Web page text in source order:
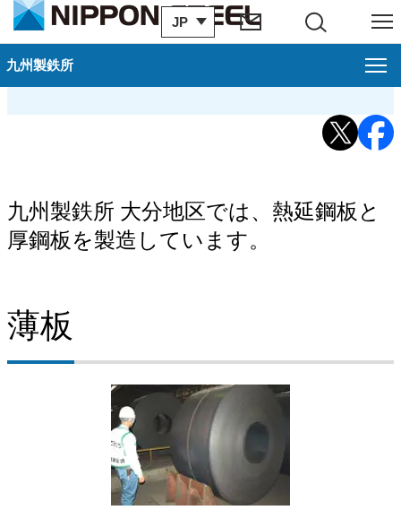
JP
サイト内検索 メニュー
九州製鉄所
八幡地区案内
大分地区案内
製品紹介（大分地区）
九州製鉄所 大分地区では、熱延鋼板と
厚鋼板を製造しています。
薄板